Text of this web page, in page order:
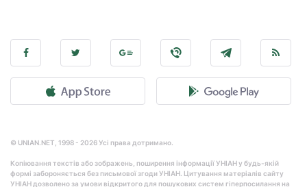
© UNIAN.NET, 1998 - 2026 Усі права дотримано.
Копіювання текстів або зображень, поширення інформації УНІАН у будь-якій
формі забороняється без письмової згоди УНІАН. Цитування матеріалів сайту
УНІАН дозволено за умови відкритого для пошукових систем гіперпосилання на